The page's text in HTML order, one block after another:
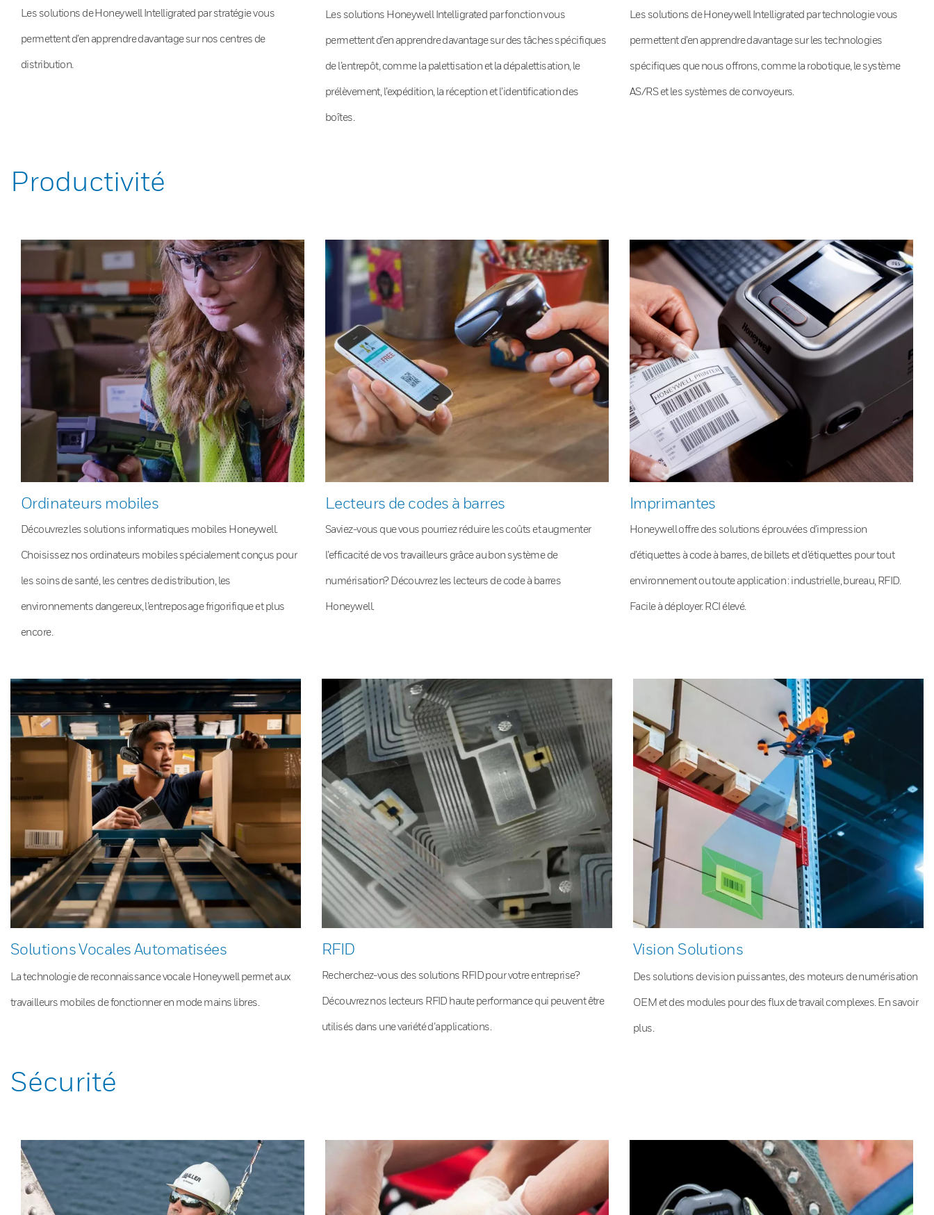
Les solutions de Honeywell Intelligrated par stratégie vous
permettent d’en apprendre davantage sur nos centres de
distribution.
Les solutions Honeywell Intelligrated par fonction vous
permettent d’en apprendre davantage sur des tâches spécifiques
de l’entrepôt, comme la palettisation et la dépalettisation, le
prélèvement, l’expédition, la réception et l’identification des
boîtes.
Les solutions de Honeywell Intelligrated par technologie vous
permettent d’en apprendre davantage sur les technologies
spécifiques que nous offrons, comme la robotique, le système
AS/RS et les systèmes de convoyeurs.
Productivité
Ordinateurs mobiles
Découvrez les solutions informatiques mobiles Honeywell.
Choisissez nos ordinateurs mobiles spécialement conçus pour
les soins de santé, les centres de distribution, les
environnements dangereux, l’entreposage frigorifique et plus
encore.
Lecteurs de codes à barres
Saviez-vous que vous pourriez réduire les coûts et augmenter
l’efficacité de vos travailleurs grâce au bon système de
numérisation? Découvrez les lecteurs de code à barres
Honeywell.
Imprimantes
Honeywell offre des solutions éprouvées d’impression
d’étiquettes à code à barres, de billets et d’étiquettes pour tout
environnement ou toute application : industrielle, bureau, RFID.
Facile à déployer. RCI élevé.
Solutions Vocales Automatisées
La technologie de reconnaissance vocale Honeywell permet aux
travailleurs mobiles de fonctionner en mode mains libres.
RFID
Recherchez-vous des solutions RFID pour votre entreprise?
Découvrez nos lecteurs RFID haute performance qui peuvent être
utilisés dans une variété d’applications.
Vision Solutions
Des solutions de vision puissantes, des moteurs de numérisation
OEM et des modules pour des flux de travail complexes. En savoir
plus.
Sécurité